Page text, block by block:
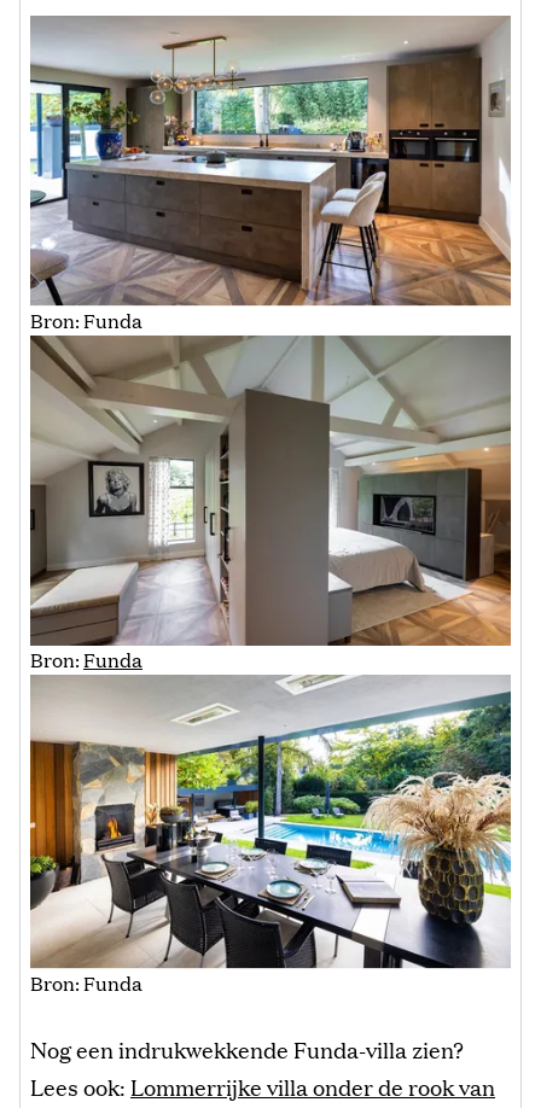
Bron: Funda
Bron:Funda
Bron: Funda
Nog een indrukwekkende Funda-villa zien?
Lees ook: Lommerrijke villa onder de rook van